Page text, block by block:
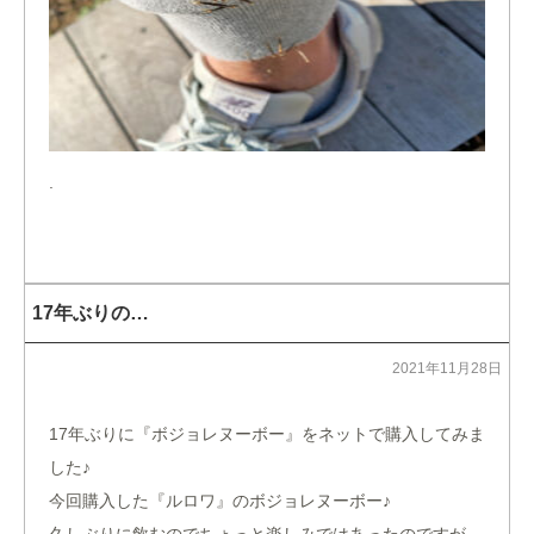
.
17年ぶりの…
2021年11月28日
17年ぶりに『ボジョレヌーボー』をネットで購入してみま
した♪
今回購入した『ルロワ』のボジョレヌーボー♪